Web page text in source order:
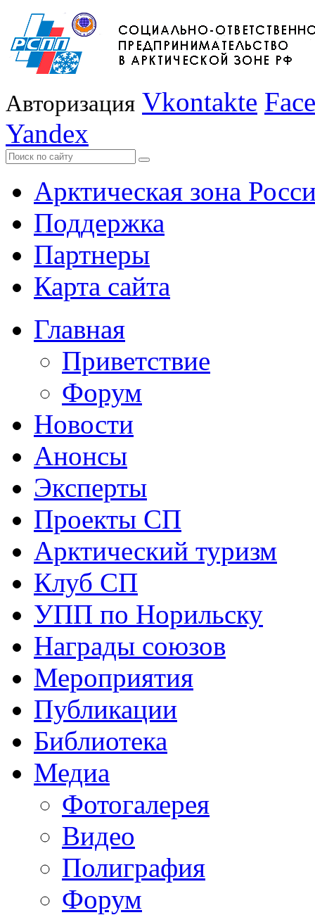
Авторизация Vkontakte
Yandex
Арктическая зона
Поддержка
Партнеры
Карта сайта
Главная
Приветствие
Форум
Новости
Анонсы
Эксперты
Проекты СП
Арктический туризм
Клуб СП
УПП по Норильску
Награды союзов
Мероприятия
Публикации
Библиотека
Медиа
Фотогалерея
Видео
Полиграфия
Форум